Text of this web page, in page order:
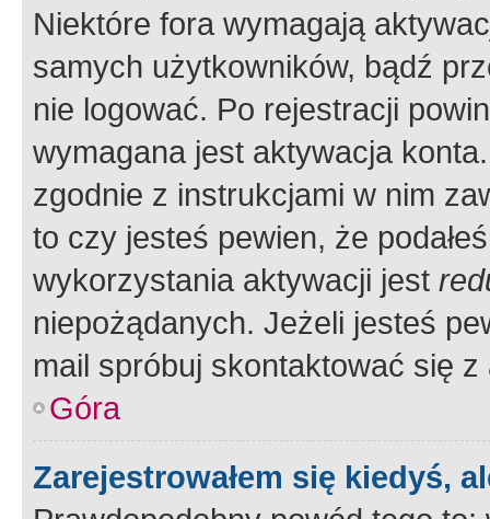
Niektóre fora wymagają
samych użytkowników, bądź
nie logować. Po rejestracji
wymagana jest aktywacja
zgodnie z instrukcjami w nim
to czy jesteś pewien, że
wykorzystania aktywacji jest
niepożądanych. Jeżeli jesteś
mail spróbuj skontaktować się
Góra
Zarejestrowałem się kiedyś,